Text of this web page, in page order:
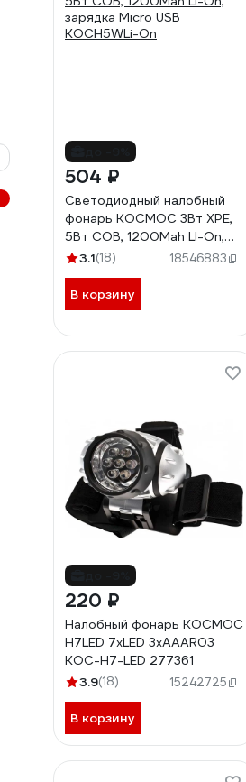
504 ₽
Светодиодный налобный
фонарь КОСМОС 3Вт XPE,
5Вт COB, 1200Mah LI-On,
зарядка Micro USB
3.1(18) 18546883
В корзину
220 ₽
Налобный фонарь КОСМОС
H7LED 7хLED 3хAAAR03
KOC-H7-LED 277361
3.9(18) 15242725
В корзину